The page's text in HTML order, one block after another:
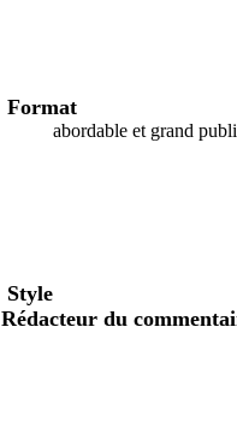
Format
Style
abordable et grand
Rédacteur du